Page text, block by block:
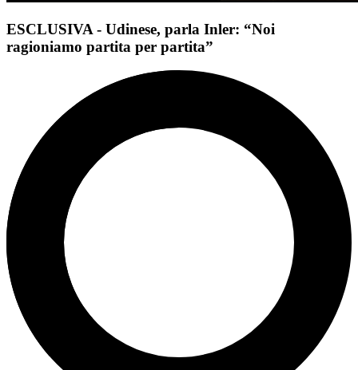
ESCLUSIVA - Udinese, parla Inler: “Noi
ragioniamo partita per partita”